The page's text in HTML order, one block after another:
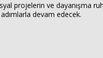
projelerin ve dayanışma
devam edecek.